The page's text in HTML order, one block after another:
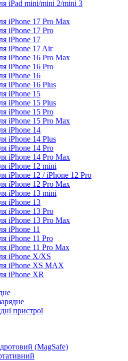
iPad mini/mini 2/mini 3
iPhone 17 Pro Max
iPhone 17 Pro
iPhone 17
iPhone 17 Air
iPhone 16 Pro Max
iPhone 16 Pro
iPhone 16
iPhone 16 Plus
iPhone 15
iPhone 15 Plus
iPhone 15 Pro
iPhone 15 Pro Max
iPhone 14
iPhone 14 Plus
iPhone 14 Pro
iPhone 14 Pro Max
iPhone 12 mini
iPhone 12 / iPhone 12 Pro
iPhone 12 Pro Max
iPhone 13 mini
iPhone 13
iPhone 13 Pro
iPhone 13 Pro Max
iPhone 11
iPhone 11 Pro
iPhone 11 Pro Max
iPhone X/XS
iPhone XS MAX
iPhone XR
пристрої
(MagSafe)